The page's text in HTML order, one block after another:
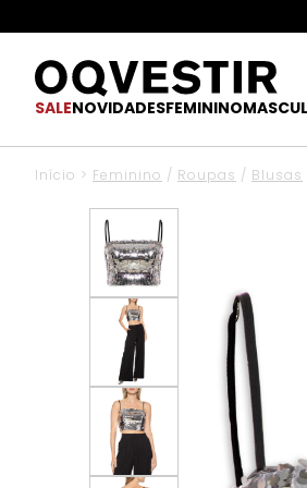
SALENOVIDADESFEMININO
Início > Feminino / Roupas / Blusas